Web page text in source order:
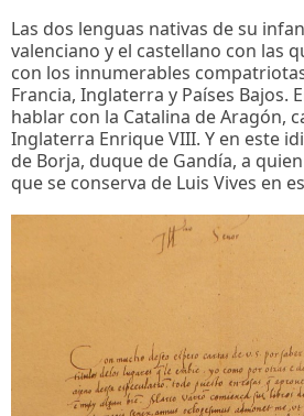
Las dos lenguas nativas de su
valenciano y el castellano con las
con los innumerables
Francia, Inglaterra y Países Bajos.
hablar con la Catalina de Aragón,
Inglaterra Enrique VIII. Y en este
de Borja, duque de Gandía, a
que se conserva de Luis Vives en